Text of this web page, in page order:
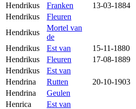
Hendrikus
Franken 13-03-1884
Hendrikus
Fleuren
Hendrikus
Mortel van
de
Hendrikus
Est van 15-11-1880
Hendrikus
Fleuren 17-08-1889
Hendrikus
Est van
Hendrina
Rutten 20-10-1903
Hendrina
Geulen
Henrica
Est van